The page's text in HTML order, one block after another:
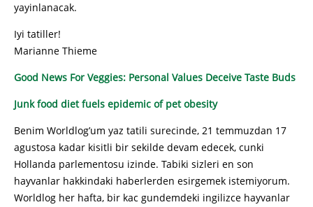
yayinlanacak.
Iyi tatiller!
Marianne Thieme
Good News For Veggies: Personal Values Deceive Taste Buds
Junk food diet fuels epidemic of pet obesity
Benim Worldlog’um yaz tatili surecinde, 21 temmuzdan 17
agustosa kadar kisitli bir sekilde devam edecek, cunki
Hollanda parlementosu izinde. Tabiki sizleri en son
hayvanlar hakkindaki haberlerden esirgemek istemiyorum.
Worldlog her hafta, bir kac gundemdeki ingilizce hayvanlar